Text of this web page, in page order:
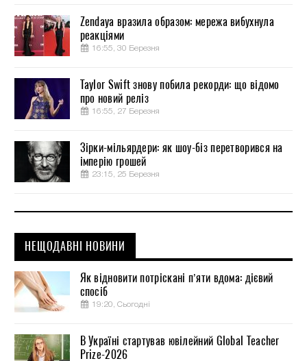
Zendaya вразила образом: мережа вибухнула
реакціями
16:55, 30 Березня
Taylor Swift знову побила рекорди: що відомо
про новий реліз
16:55, 27 Березня
Зірки-мільярдери: як шоу-біз перетворився на
імперію грошей
23:15, 25 Березня
НЕЩОДАВНІ НОВИНИ
Як відновити потріскані п’яти вдома: дієвий
спосіб
19:20, Сьогодні
В Україні стартував ювілейний Global Teacher
Prize-2026